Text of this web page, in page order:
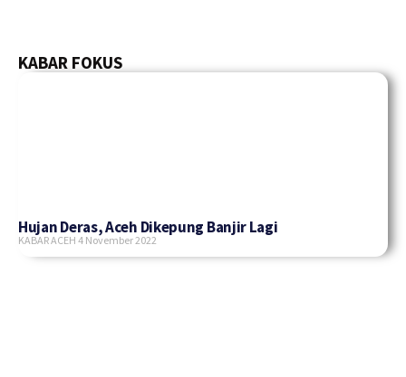
KABAR FOKUS
Hujan Deras, Aceh Dikepung Banjir Lagi
KABAR ACEH 4 November 2022